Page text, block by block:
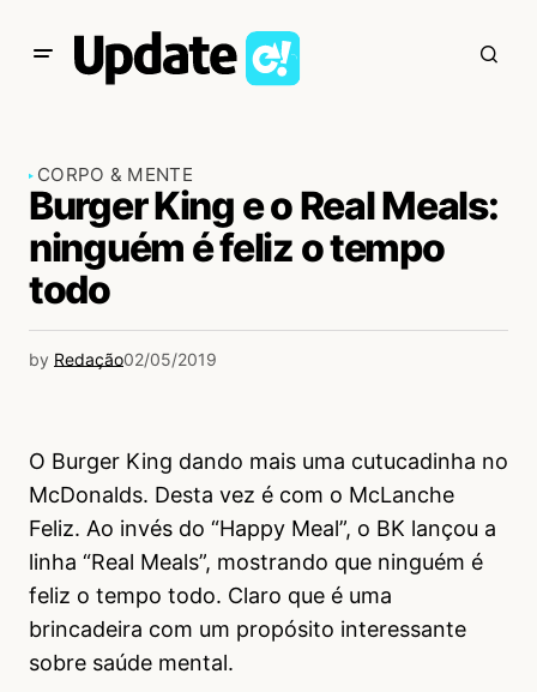
CORPO & MENTE
Burger King e o Real Meals:
ninguém é feliz o tempo
todo
by Redação02/05/2019
O Burger King dando mais uma cutucadinha no
McDonalds. Desta vez é com o McLanche
Feliz. Ao invés do “Happy Meal”, o BK lançou a
linha “Real Meals”, mostrando que ninguém é
feliz o tempo todo. Claro que é uma
brincadeira com um propósito interessante
sobre saúde mental.